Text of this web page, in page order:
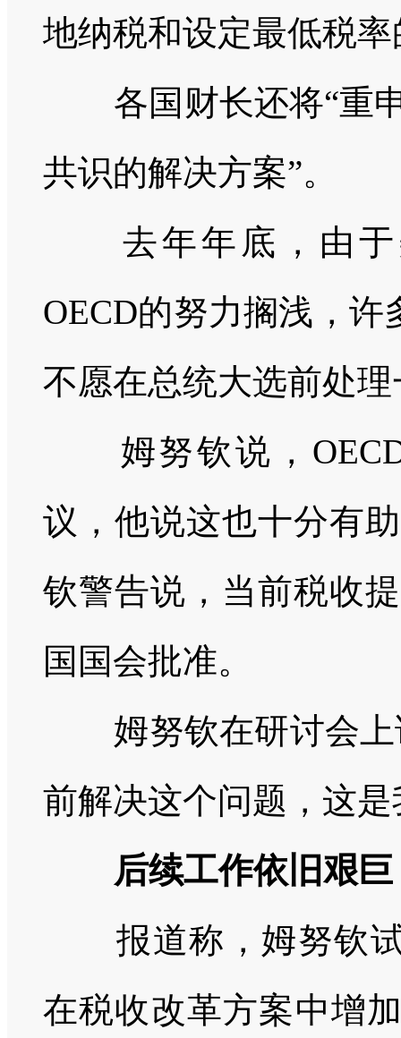
地纳税和设定最低税
各国财长还将“重
共识的解决方案”。
去年年底，由于
OECD的努力搁浅，许
不愿在总统大选前处
姆努钦说，
议，他说这也十分有
钦警告说，当前税收
国国会批准。
姆努钦在研讨会上
前解决这个问题，这
后续工作依旧艰巨
报道称，姆努钦
在税收改革方案中增